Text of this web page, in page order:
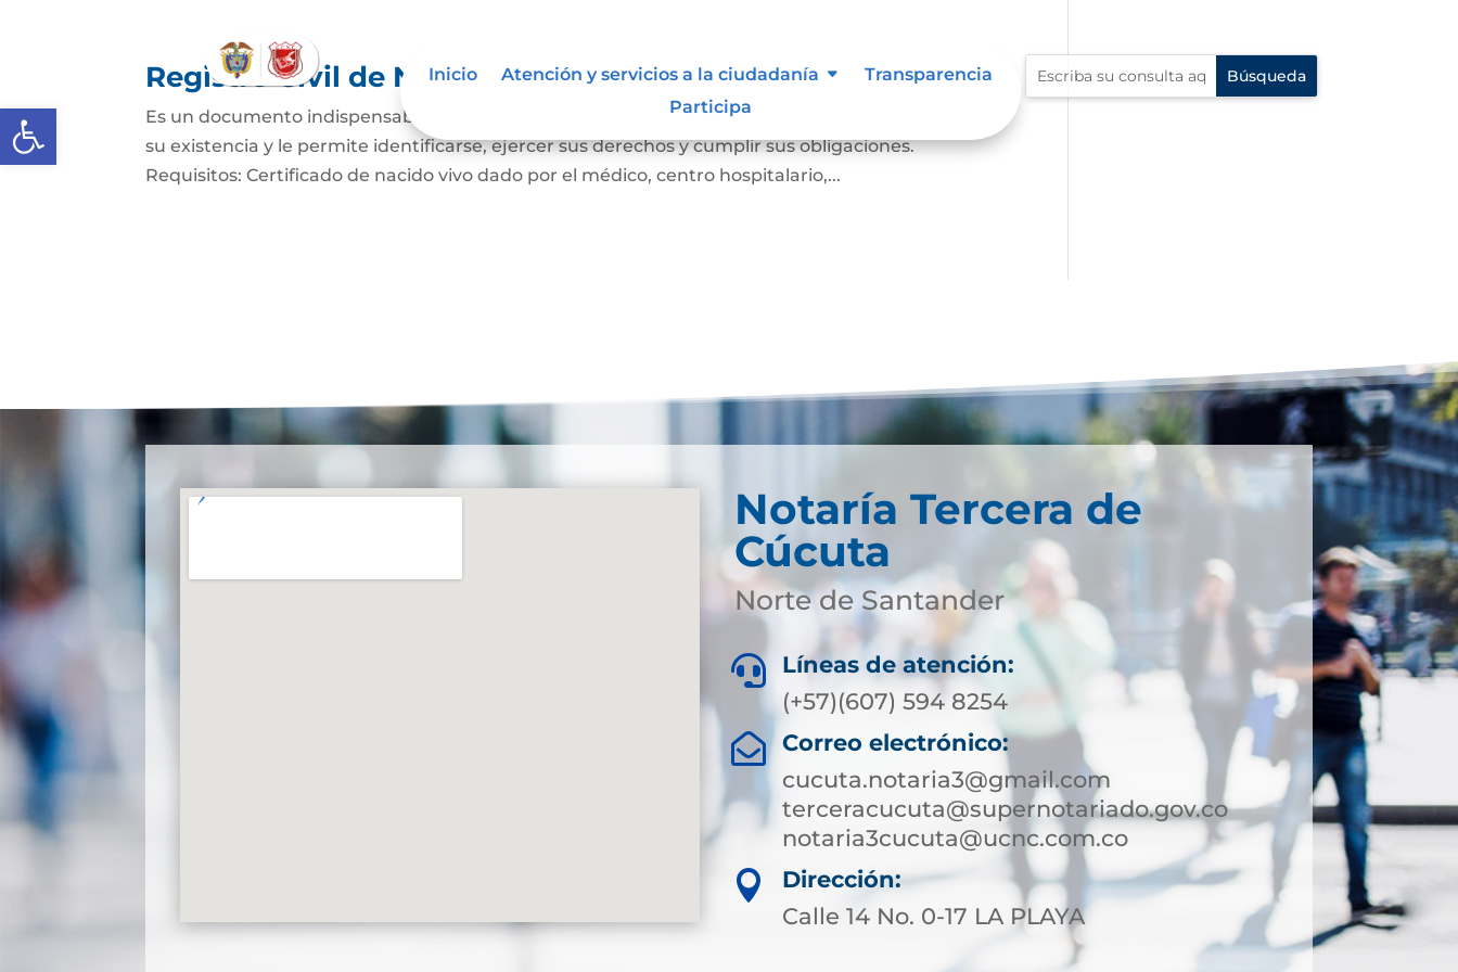
Abrir barra de herramientas
Inicio Atención y servicios a la ciudadanía
Transparencia
Participa
Registro Civil de Nacimiento
Es un documento indispensable mediante el cual la persona prueba ante la familia y la sociedad
su existencia y le permite identificarse, ejercer sus derechos y cumplir sus obligaciones.
Requisitos: Certificado de nacido vivo dado por el médico, centro hospitalario,...
Notaría Tercera de
Cúcuta
Norte de Santander

Líneas de atención:
(+57)(607) 594 8254

Correo electrónico:
cucuta.notaria3@gmail.com
terceracucuta@supernotariado.gov.co
notaria3cucuta@ucnc.com.co

Dirección:
Calle 14 No. 0-17 LA PLAYA